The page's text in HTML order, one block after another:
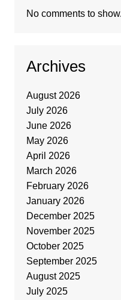
No comments to show.
Archives
August 2026
July 2026
June 2026
May 2026
April 2026
March 2026
February 2026
January 2026
December 2025
November 2025
October 2025
September 2025
August 2025
July 2025